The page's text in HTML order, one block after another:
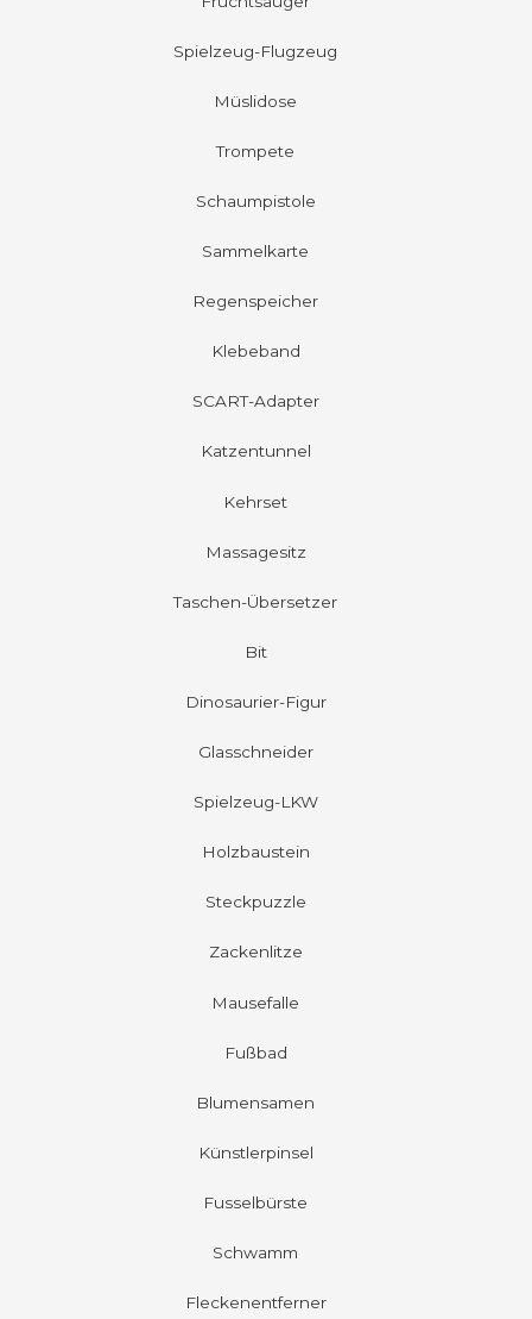
Spielzeug-Flugzeug
Müslidose
Trompete
Schaumpistole
Sammelkarte
Regenspeicher
Klebeband
SCART-Adapter
Katzentunnel
Kehrset
Massagesitz
Taschen-Übersetzer
Bit
Dinosaurier-Figur
Glasschneider
Spielzeug-LKW
Holzbaustein
Steckpuzzle
Zackenlitze
Mausefalle
Fußbad
Blumensamen
Künstlerpinsel
Fusselbürste
Schwamm
Fleckenentferner